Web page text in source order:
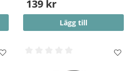
139 kr
Lägg till